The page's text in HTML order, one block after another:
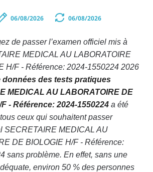
06/08/2026 06/08/2026
de passer l’examen officiel mis à
MEDICAL AU LABORATOIRE
H/F - Référence: 2024-1550224 2026
données des tests pratiques
MEDICAL AU LABORATOIRE DE
- Référence: 2024-1550224 a été
ceux qui souhaitent passer
SECRETAIRE MEDICAL AU
DE BIOLOGIE H/F - Référence:
sans problème. En effet, sans une
environ 50 % des personnes